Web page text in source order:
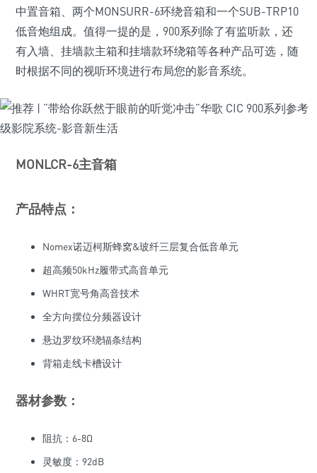
中置音箱、两个MONSURR-6环绕音箱和一个SUB-TRP10
低音炮组成。值得一提的是，900系列除了有监听款，还
有入墙、挂墙款主箱和挂墙款环绕箱等各种产品可选，随
时根据不同的视听环境进行布局您的影音系统。
MONLCR-6主音箱
产品特点：
Nomex诺迈柯斯蜂窝&玻纤三层复合低音单元
超高频50kHz履带式高音单元
WHRT宽号角高音技术
全方向摆位分频器设计
悬边罗纹环绕辐条结构
背箱走线卡槽设计
器材参数：
阻抗：6-8Ω
灵敏度：92dB